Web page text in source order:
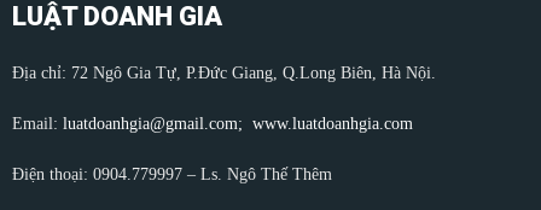
LUẬT DOANH GIA
Địa chỉ: 72 Ngô Gia Tự, P.Đức Giang, Q.Long Biên, Hà Nội.
Email: luatdoanhgia@gmail.com; www.luatdoanhgia.com
Điện thoại: 0904.779997 – Ls. Ngô Thế Thêm